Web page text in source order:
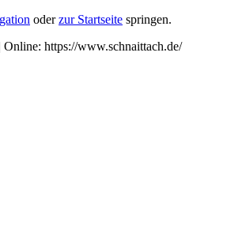
oderzur Startseite springen.
| Online: https://www.schnaittach.de/